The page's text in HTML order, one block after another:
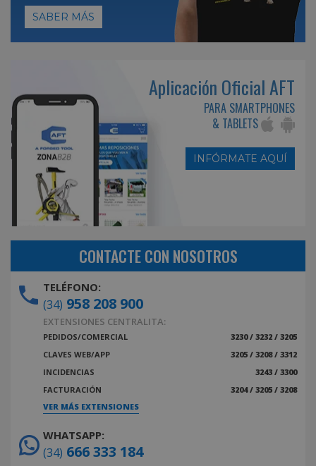
SABER MÁS
Aplicación Oficial AFT
PARA SMARTPHONES
& TABLETS
INFÓRMATE AQUÍ
CONTACTE CON NOSOTROS
TELÉFONO:
(34) 958 208 900
EXTENSIONES CENTRALITA:
PEDIDOS/COMERCIAL
3230 / 3232 / 3205
CLAVES WEB/APP
3205 / 3208 / 3312
INCIDENCIAS
3243 / 3300
FACTURACIÓN
3204 / 3205 / 3208
VER MÁS EXTENSIONES
WHATSAPP:
(34) 666 333 184